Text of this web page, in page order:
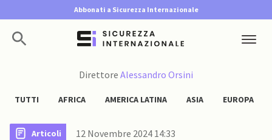
Abbonati a Sicurezza Internazionale
Direttore Alessandro Orsini
TUTTI AFRICA AMERICA LATINA ASIA EUROPA
Articoli 12 Novembre 2024 14:33